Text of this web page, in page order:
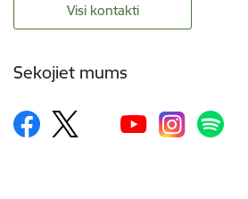
Visi kontakti
Sekojiet mums